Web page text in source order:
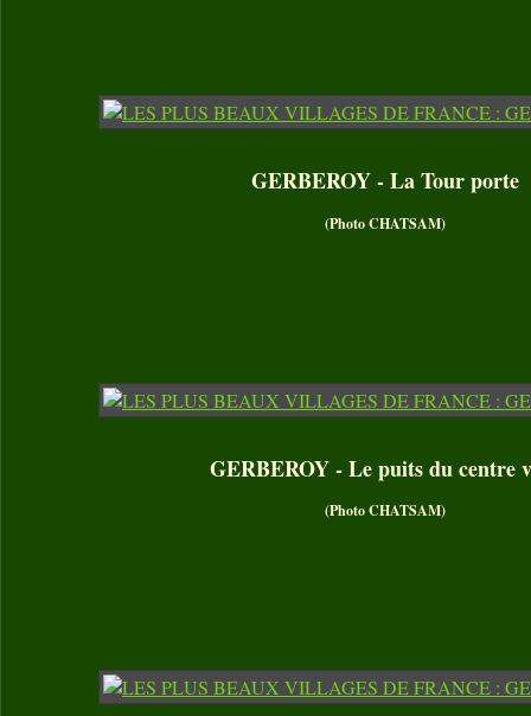
GERBEROY - La Tour porte
(Photo CHATSAM)
GERBEROY - Le puits du centre
(Photo CHATSAM)